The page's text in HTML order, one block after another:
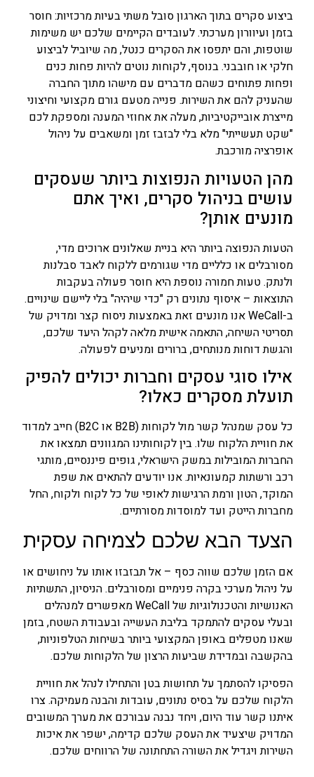
ביצוע סקרים בתוך הארגון סובל משתי בעיות מרכזיות: חוסר
בזמן ועיוורון מערכתי. לעובדים הקיימים שלכם יש משימות
שוטפות, והם יתפסו את הסקרים כנטל, מה שיוביל לביצוע
חלקי או חובבני. בנוסף, לקוחות נוטים להיות פחות כנים
ופחות פתוחים כשהם מדברים עם מישהו מתוך החברה
שהעניק להם את השירות. פנייה מטעם גורם מקצועי וחיצוני
מייצרת אובייקטיביות, מעלה את אחוזי המענה ומספקת לכם
"שקט תעשייתי" מלא בלי לבזבז זמן ומשאבים על ניהול
אופרציה מורכבת.
מהן הטעויות הנפוצות ביותר שעסקים
עושים בניהול סקרים, ואיך אתם
מונעים אותן?
הטעות הנפוצה ביותר היא בניית שאלונים ארוכים מדי,
מסורבלים או כלליים מדי שגורמים ללקוח לאבד סבלנות
ולנתק. טעות חמורה נוספת היא חוסר פעולה בעקבות
התוצאות – איסוף נתונים רק "כדי שיהיה" בלי ליישם שינויים.
ב-WeCall אנו מונעים זאת באמצעות ניסוח קצר ומדויק של
תסריטי השיחה, התאמה אישית מלאה לקהל היעד שלכם,
והגשת דוחות מנותחים, ברורים ומניעים לפעולה.
אילו סוגי עסקים וחברות יכולים להפיק
תועלת מסקרים כאלו?
כל עסק שמנהל קשר מול לקוחות (B2B או B2C) חייב למדוד
את חוויית הלקוח שלו. בין לקוחותינו המגוונים תמצאו את
החברות המובילות במשק הישראלי, גופים פיננסיים, מותגי
רכב ורשתות קמעונאיות. אנו יודעים להתאים את שפת
המוקד, הטון ורמת הרגישות לאופי של כל לקוח ולקוח, החל
מחברות הייטק ועד למוסדות מסורתיים.
הצעד הבא שלכם לצמיחה עסקית
אם הזמן שלכם שווה כסף – אל תבזבזו אותו על ניחושים או
על ניהול מערכי בקרה פנימיים ומסורבלים. הניסיון, התשתיות
האנושיות והטכנולוגיות של WeCall מאפשרים למנהלים
ובעלי עסקים להתמקד בליבת העשייה ובעבודת השטח, בזמן
שאנו מטפלים באופן המקצועי ביותר בשיחות הטלפוניות,
בהקשבה ובמדידת שביעות הרצון של הלקוחות שלכם.
הפסיקו להסתמך על תחושות בטן והתחילו לנהל את חוויית
הלקוח שלכם על בסיס נתונים, עובדות והבנה מעמיקה. צרו
איתנו קשר עוד היום, ויחד נבנה עבורכם את מערך המשובים
המדויק שיצעיד את העסק שלכם קדימה, ישפר את איכות
השירות ויגדיל את השורה התחתונה של הרווחים שלכם.